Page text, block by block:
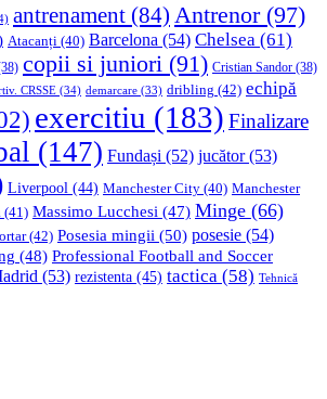
antrenament (84) Antrenor(97)
Atacanți (40) Barcelona (54) Chelsea (61)
copii si juniori (91) Cristian Sandor (38)
CRSSE (34) demarcare (33) dribling (42) echipă
exercitiu (183) Finalizare
(147) Fundași (52) jucător(53)
Liverpool (44) Manchester City (40) Manchester
(41) Massimo Lucchesi (47) Minge (66)
(42) Posesia mingii (50) posesie (54)
(48) Professional Football and Soccer
(53) rezistenta (45) tactica (58) Tehnică